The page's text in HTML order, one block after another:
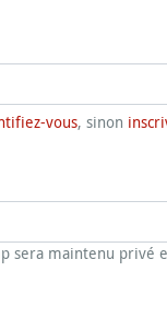
vous, sinon
sera maintenu privé